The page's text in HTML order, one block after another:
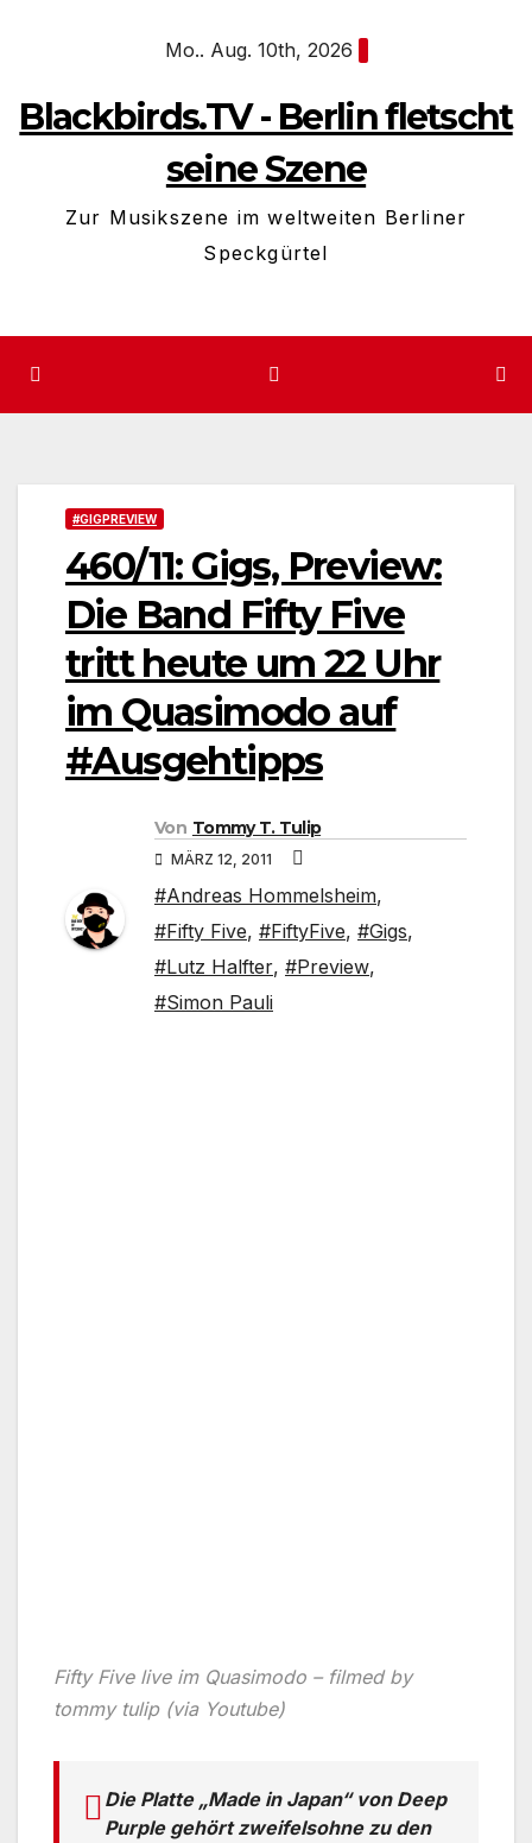
Mo.. Aug. 10th, 2026
Blackbirds.TV - Berlin fletscht
seine Szene
Zur Musikszene im weltweiten Berliner
Speckgürtel
#GIGPREVIEW
460/11: Gigs, Preview:
Die Band Fifty Five
tritt heute um 22 Uhr
im Quasimodo auf
#Ausgehtipps
Von Tommy T. Tulip
MÄRZ 12, 2011
#Andreas Hommelsheim,
#Fifty Five, #FiftyFive, #Gigs,
#Lutz Halfter, #Preview,
#Simon Pauli
Fifty Five live im Quasimodo – filmed by
tommy tulip (via Youtube)
Die Platte „Made in Japan“ von Deep
Purple gehört zweifelsohne zu den